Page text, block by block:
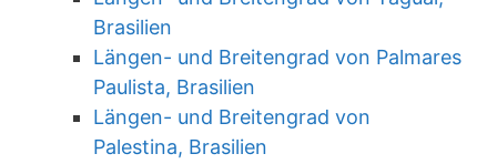
Brasilien
Längen- und Breitengrad von Palmares
Paulista, Brasilien
Längen- und Breitengrad von
Palestina, Brasilien